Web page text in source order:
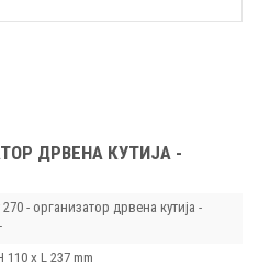
ДРВЕНА КУТИЈА -
270 - организатор дрвена кутија -
110 x L 237 mm